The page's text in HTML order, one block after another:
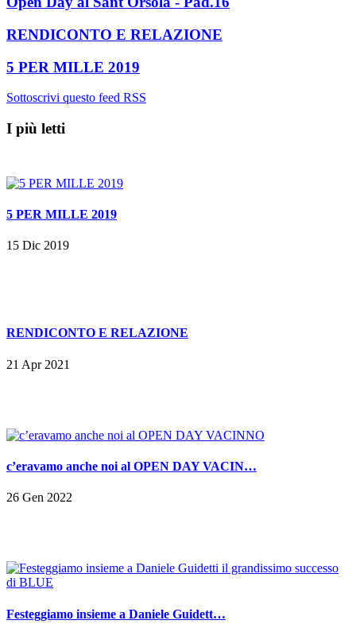
RENDICONTO E RELAZIONE
5 PER MILLE 2019
Sottoscrivi questo feed RSS
I più letti
5 PER MILLE 2019
15 Dic 2019
RENDICONTO E RELAZIONE
21 Apr 2021
c’eravamo anche noi al OPEN DAY VACIN…
26 Gen 2022
Festeggiamo insieme a Daniele Guidett…